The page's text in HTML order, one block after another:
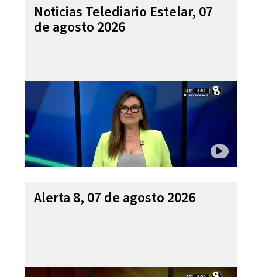
Noticias Telediario Estelar, 07
de agosto 2026
Alerta 8, 07 de agosto 2026